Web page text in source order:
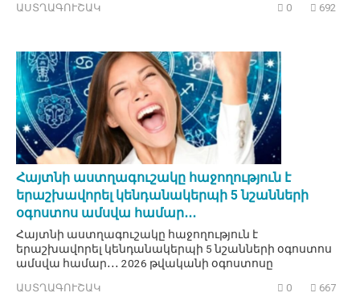
ԱՍՏՂԱԳՈՒՇԱԿ 0 692
Հայտնի աստղագուշակը հաջողություն է
երաշխավորել կենդանակերպի 5 նշանների
օգոստոս ամսվա համար․․․
Հայտնի աստղագուշակը հաջողություն է
երաշխավորել կենդանակերպի 5 նշանների օգոստոս
ամսվա համար․․․ 2026 թվականի օգոստոսը
ԱՍՏՂԱԳՈՒՇԱԿ 0 667